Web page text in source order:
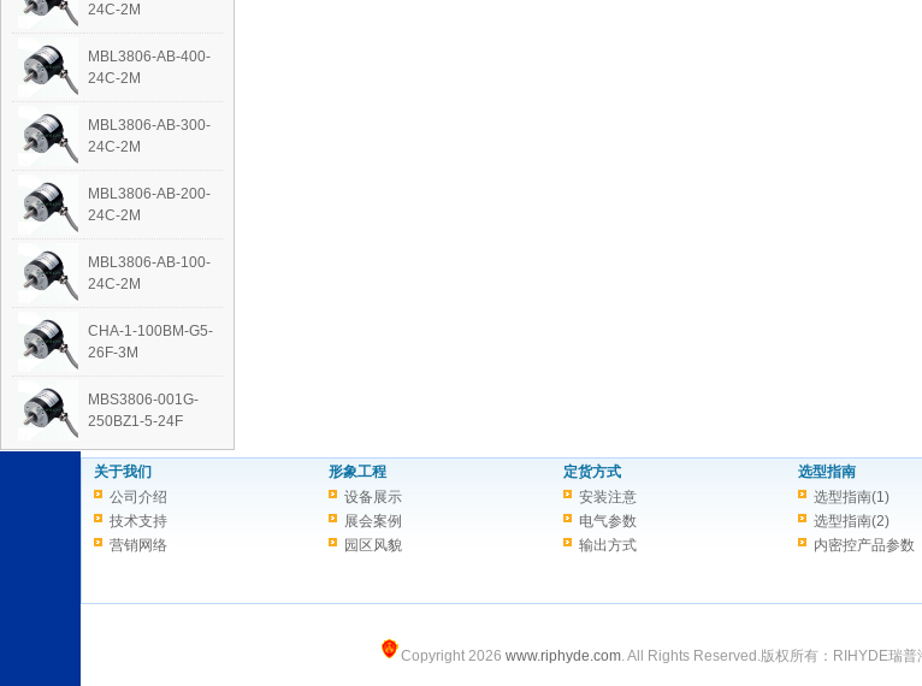
24C-2M
MBL3806-AB-400-
24C-2M
MBL3806-AB-300-
24C-2M
MBL3806-AB-200-
24C-2M
MBL3806-AB-100-
24C-2M
CHA-1-100BM-G5-
26F-3M
MBS3806-001G-
250BZ1-5-24F
关于我们
公司介绍
技术支持
营销网络
形象工程
设备展示
展会案例
园区风貌
定货方式
安装注意
电气参数
输出方式
选型指南
选型指南(1)
选型指南(2)
内密控产品参数
Copyright 2026 www.riphyde.com. All Rights Reserved.版权所有：RIHYDE瑞